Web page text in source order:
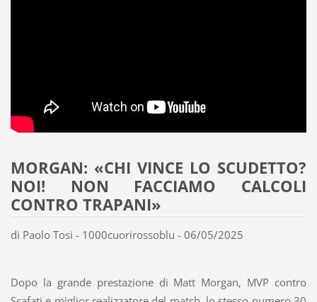
MORGAN: «CHI VINCE LO SCUDETTO?
NOI! NON FACCIAMO CALCOLI
CONTRO TRAPANI»
di Paolo Tosi - 1000cuorirossoblu - 06/05/2025
Dopo la grande prestazione di Matt Morgan, MVP contro